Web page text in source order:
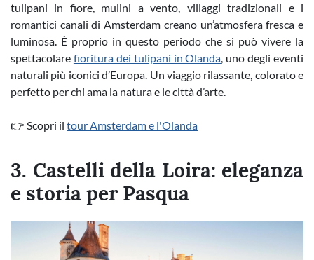
tulipani in fiore, mulini a vento, villaggi tradizionali e i
romantici canali di Amsterdam creano un’atmosfera fresca e
luminosa. È proprio in questo periodo che si può vivere la
spettacolare fioritura dei tulipani in Olanda, uno degli eventi
naturali più iconici d’Europa. Un viaggio rilassante, colorato e
perfetto per chi ama la natura e le città d’arte.
👉 Scopri il tour Amsterdam e l'Olanda
3. Castelli della Loira: eleganza
e storia per Pasqua